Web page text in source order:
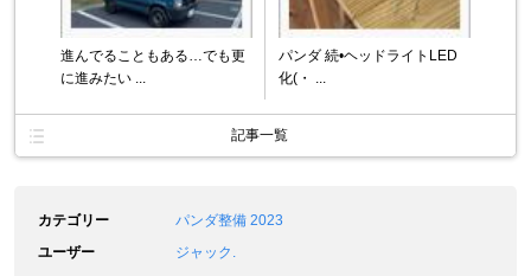
進んでることもある…でも更
に進みたい ...
パンダ 続•ヘッドライトLED
化(・ ...
記事一覧
カテゴリー
パンダ整備 2023
ユーザー
ジャック.